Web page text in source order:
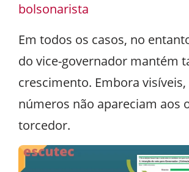
bolsonarista
Em todos os casos, no
do vice-governador mantém
crescimento. Embora visíveis,
números não apareciam aos
torcedor.